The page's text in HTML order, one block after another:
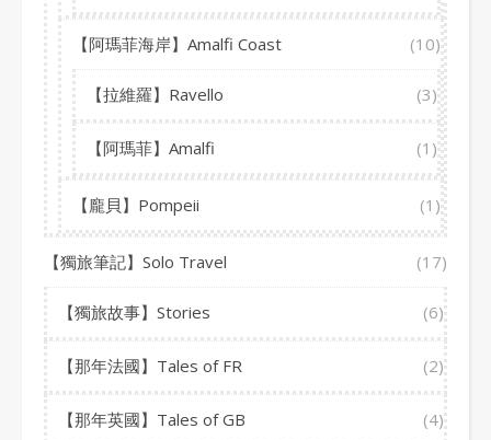
【阿瑪菲海岸】Amalfi Coast (10)
【拉維羅】Ravello (3)
【阿瑪菲】Amalfi (1)
【龐貝】Pompeii (1)
【獨旅筆記】Solo Travel (17)
【獨旅故事】Stories (6)
【那年法國】Tales of FR (2)
【那年英國】Tales of GB (4)